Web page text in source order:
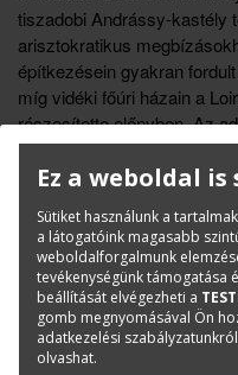
tiszadobi Andrássy-kastély
arisztokratikus
építkezésein gyakran
míg vidéki főúri házain a
részesítette előnyben. Az
építész élete utolsó
néhány jelentős
Könyvinfó
Kategóriák
ISBN:
Méret:
Ez a weboldal
Sütiket használunk a
a látogatóink magasabb
weboldalforgalmunk
tevékenységünk támogatása
beállítását elvégezheti a
gomb megnyomásával Ön
adatkezelési
olvashat.